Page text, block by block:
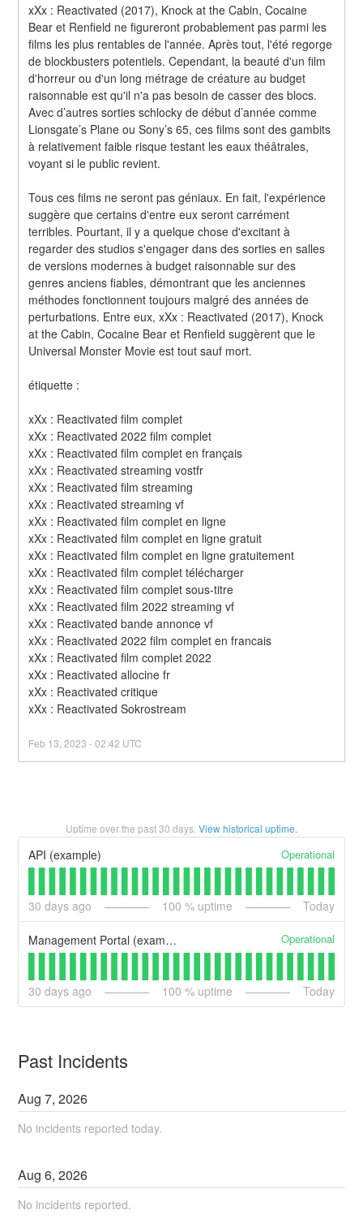
xXx : Reactivated (2017), Knock at the Cabin, Cocaine
Bear et Renfield ne figureront probablement pas parmi les
films les plus rentables de l'année. Après tout, l'été regorge
de blockbusters potentiels. Cependant, la beauté d'un film
d'horreur ou d'un long métrage de créature au budget
raisonnable est qu'il n'a pas besoin de casser des blocs.
Avec d’autres sorties schlocky de début d’année comme
Lionsgate’s Plane ou Sony’s 65, ces films sont des gambits
à relativement faible risque testant les eaux théâtrales,
voyant si le public revient.
Tous ces films ne seront pas géniaux. En fait, l'expérience
suggère que certains d'entre eux seront carrément
terribles. Pourtant, il y a quelque chose d'excitant à
regarder des studios s'engager dans des sorties en salles
de versions modernes à budget raisonnable sur des
genres anciens fiables, démontrant que les anciennes
méthodes fonctionnent toujours malgré des années de
perturbations. Entre eux, xXx : Reactivated (2017), Knock
at the Cabin, Cocaine Bear et Renfield suggèrent que le
Universal Monster Movie est tout sauf mort.
étiquette :
xXx : Reactivated film complet
xXx : Reactivated 2022 film complet
xXx : Reactivated film complet en français
xXx : Reactivated streaming vostfr
xXx : Reactivated film streaming
xXx : Reactivated streaming vf
xXx : Reactivated film complet en ligne
xXx : Reactivated film complet en ligne gratuit
xXx : Reactivated film complet en ligne gratuitement
xXx : Reactivated film complet télécharger
xXx : Reactivated film complet sous-titre
xXx : Reactivated film 2022 streaming vf
xXx : Reactivated bande annonce vf
xXx : Reactivated 2022 film complet en francais
xXx : Reactivated film complet 2022
xXx : Reactivated allocine fr
xXx : Reactivated critique
xXx : Reactivated Sokrostream
Feb 13 ,2023 -02:42 UTC
Uptime over the past30 days. View historical uptime.
API (example) Operational
30 days ago 100 % uptime Today
Management Portal (example) Operational
30 days ago 100 % uptime Today
Past Incidents
Aug7,2026
No incidents reported today.
Aug6,2026
No incidents reported.